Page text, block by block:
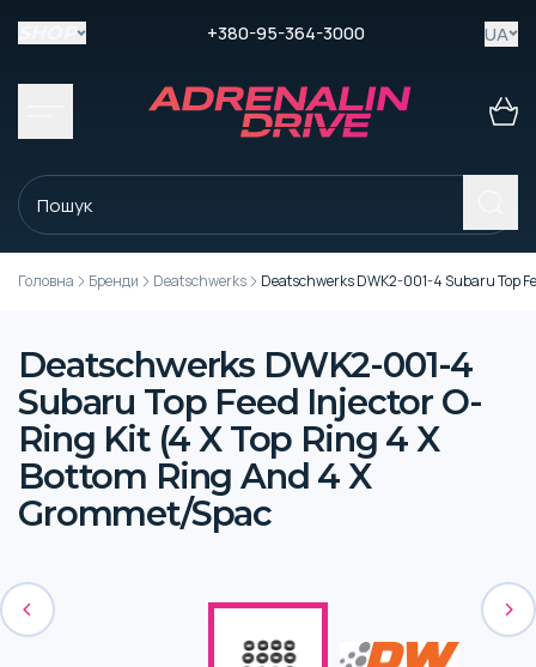
+380-95-364-3000 UA
Головна Бренди Deatschwerks Deatschwerks DWK2-001-4 Subaru Top
Deatschwerks DWK2-001-4
Subaru Top Feed Injector O-
Ring Kit (4 X Top Ring 4 X
Bottom Ring And 4 X
Grommet/Spac